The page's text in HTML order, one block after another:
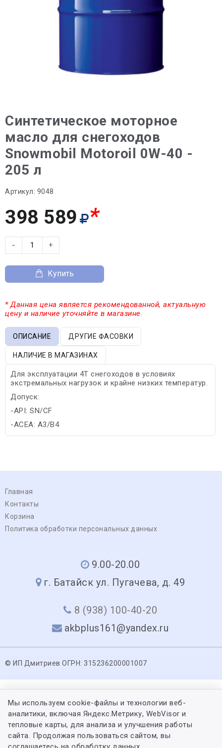
Синтетическое моторное
масло для снегоходов
Snowmobil Motoroil 0W-40 -
205 л
Артикул: 9048
398 589 *
− +
Купить
* Данная цена является рекомендованной, актуальную
цену и наличие уточняйте в магазине.
ОПИСАНИЕ ДРУГИЕ ФАСОВКИ
НАЛИЧИЕ В МАГАЗИНАХ
Для эксплуатации 4Т снегоходов в условиях
экстремальных нагрузок и крайне низких температур.
Допуск:
-API: SN/CF
-ACEA: A3/B4
Главная
Контакты
Корзина
Политика обработки персональных данных
9.00-20.00
г. Батайск ул. Пугачева, д. 49
8 (938) 100-40-20
akbplus161@yandex.ru
© ИП Дмитриев ОГРН: 315236200001007
Мы используем cookie-файлы и технологии веб-
аналитики, включая Яндекс.Метрику, WebVisor и
тепловые карты, для анализа и улучшения работы
сайта. Продолжая пользоваться сайтом, вы